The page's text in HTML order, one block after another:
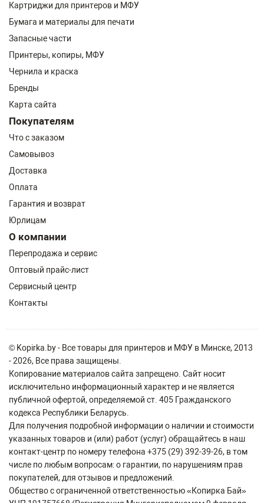
Картриджи для принтеров и МФУ
Бумага и материалы для печати
Запасные части
Принтеры, копиры, МФУ
Чернила и краска
Бренды
Карта сайта
Покупателям
Что с заказом
Самовывоз
Доставка
Оплата
Гарантия и возврат
Юрлицам
О компании
Перепродажа и сервис
Оптовый прайс-лист
Сервисный центр
Контакты
© Kopirka.by - Все товары для принтеров и МФУ в Минске, 2013
- 2026, Все права защищены.
Копирование материалов сайта запрещено. Сайт носит
исключительно информационный характер и не является
публичной офертой, определяемой ст. 405 Гражданского
кодекса Республики Беларусь.
Для получения подробной информации о наличии и стоимости
указанных товаров и (или) работ (услуг) обращайтесь в наш
контакт-центр по номеру телефона +375 (29) 392-39-26, в том
числе по любым вопросам: о гарантии, по нарушениям прав
покупателей, для отзывов и предложений.
Общество с ограниченной ответственностью «Копирка Бай»